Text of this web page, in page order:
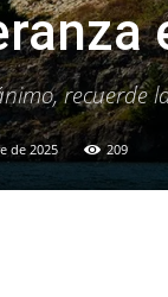
recuerde
de 2025 209